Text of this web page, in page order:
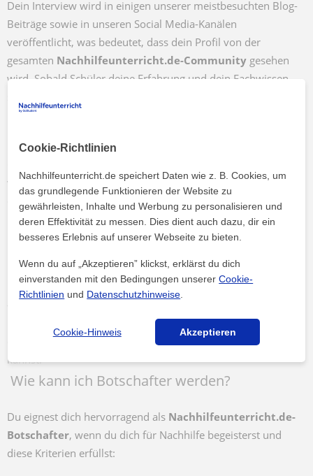
Dein Interview wird in einigen unserer meistbesuchten Blog-
Beiträge sowie in unseren Social Media-Kanälen
veröffentlicht, was bedeutet, dass dein Profil von der
gesamten Nachhilfeunterricht.de-Community gesehen
wird. Sobald Schüler deine Erfahrung und dein Fachwissen
verbessert werden könnte? Während des Gesprächs hast du
die Möglichkeit, unserem Team dein Feedback oder deine
Ideen mitzuteilen.
Nicht nur wir können über deine großartigen Kurse berichten
haben, verfügst du über mindestens ein Interview-Video, das
du auf all deinen Social-Media-Kanälen veröffentlichen
kannst.
Wie kann ich Botschafter werden?
Du eignest dich hervorragend als Nachhilfeunterricht.de-
Botschafter, wenn du dich für Nachhilfe begeisterst und
diese Kriterien erfüllst:
Cookie-Richtlinien
Nachhilfeunterricht.de speichert Daten wie z. B. Cookies, um
das grundlegende Funktionieren der Website zu
gewährleisten, Inhalte und Werbung zu personalisieren und
deren Effektivität zu messen. Dies dient auch dazu, dir ein
besseres Erlebnis auf unserer Webseite zu bieten.
Wenn du auf „Akzeptieren” klickst, erklärst du dich
einverstanden mit den Bedingungen unsererCookie-
Richtlinien und Datenschutzhinweise
Cookie-Hinweis Akzeptieren